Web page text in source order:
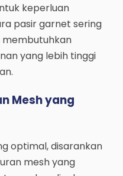
keperluan
pasir garnet sering
membutuhkan
yang lebih tinggi
Mesh yang
optimal, disarankan
mesh yang